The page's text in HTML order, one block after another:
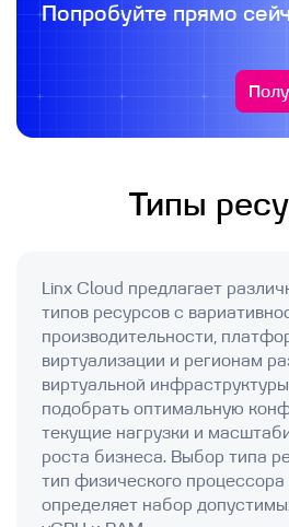
Попробуйте прямо
Типы
Linx Cloud предлагает
типов ресурсов с
производительности,
виртуализации и регионам
виртуальной
подобрать оптимальную
текущие нагрузки и
роста бизнеса. Выбор типа
тип физического процессора
определяет набор